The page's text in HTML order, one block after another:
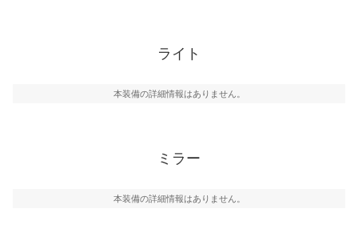
ライト
本装備の詳細情報はありません。
ミラー
本装備の詳細情報はありません。